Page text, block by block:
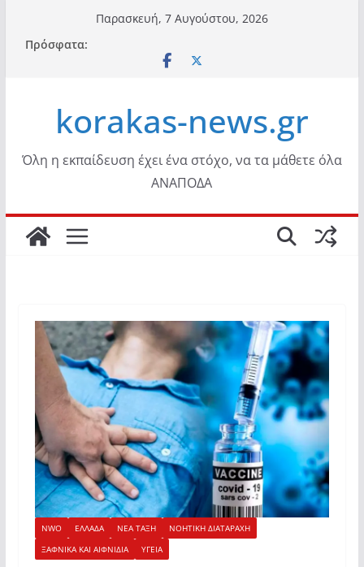
περιεχόμενο
Παρασκευή, 7 Αυγούστου, 2026
Πρόσφατα:
korakas-news.gr
Όλη η εκπαίδευση έχει ένα στόχο, να τα μάθετε όλα
ΑΝΑΠΟΔΑ
NWO ΕΛΛΑΔΑ ΝΕΑ ΤΑΞΗ
ΝΟΗΤΙΚΗ ΔΙΑΤΑΡΑΧΗ
ΞΑΦΝΙΚΑ ΚΑΙ ΑΙΦΝΙΔΙΑ
ΥΓΕΙΑ